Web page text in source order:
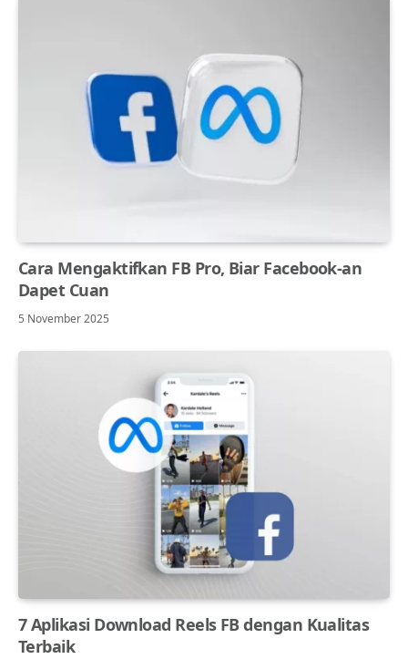
Cara Mengaktifkan FB Pro, Biar Facebook-an
Dapet Cuan
5 November 2025
7 Aplikasi Download Reels FB dengan Kualitas
Terbaik